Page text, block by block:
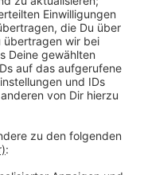
Möglicherweise